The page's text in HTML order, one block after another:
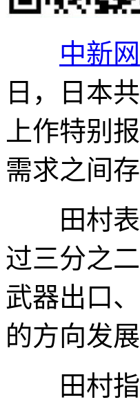
中新网
日，日本
上作特别
需求之间
田村表
过三分之
武器出口
的方向发
田村指